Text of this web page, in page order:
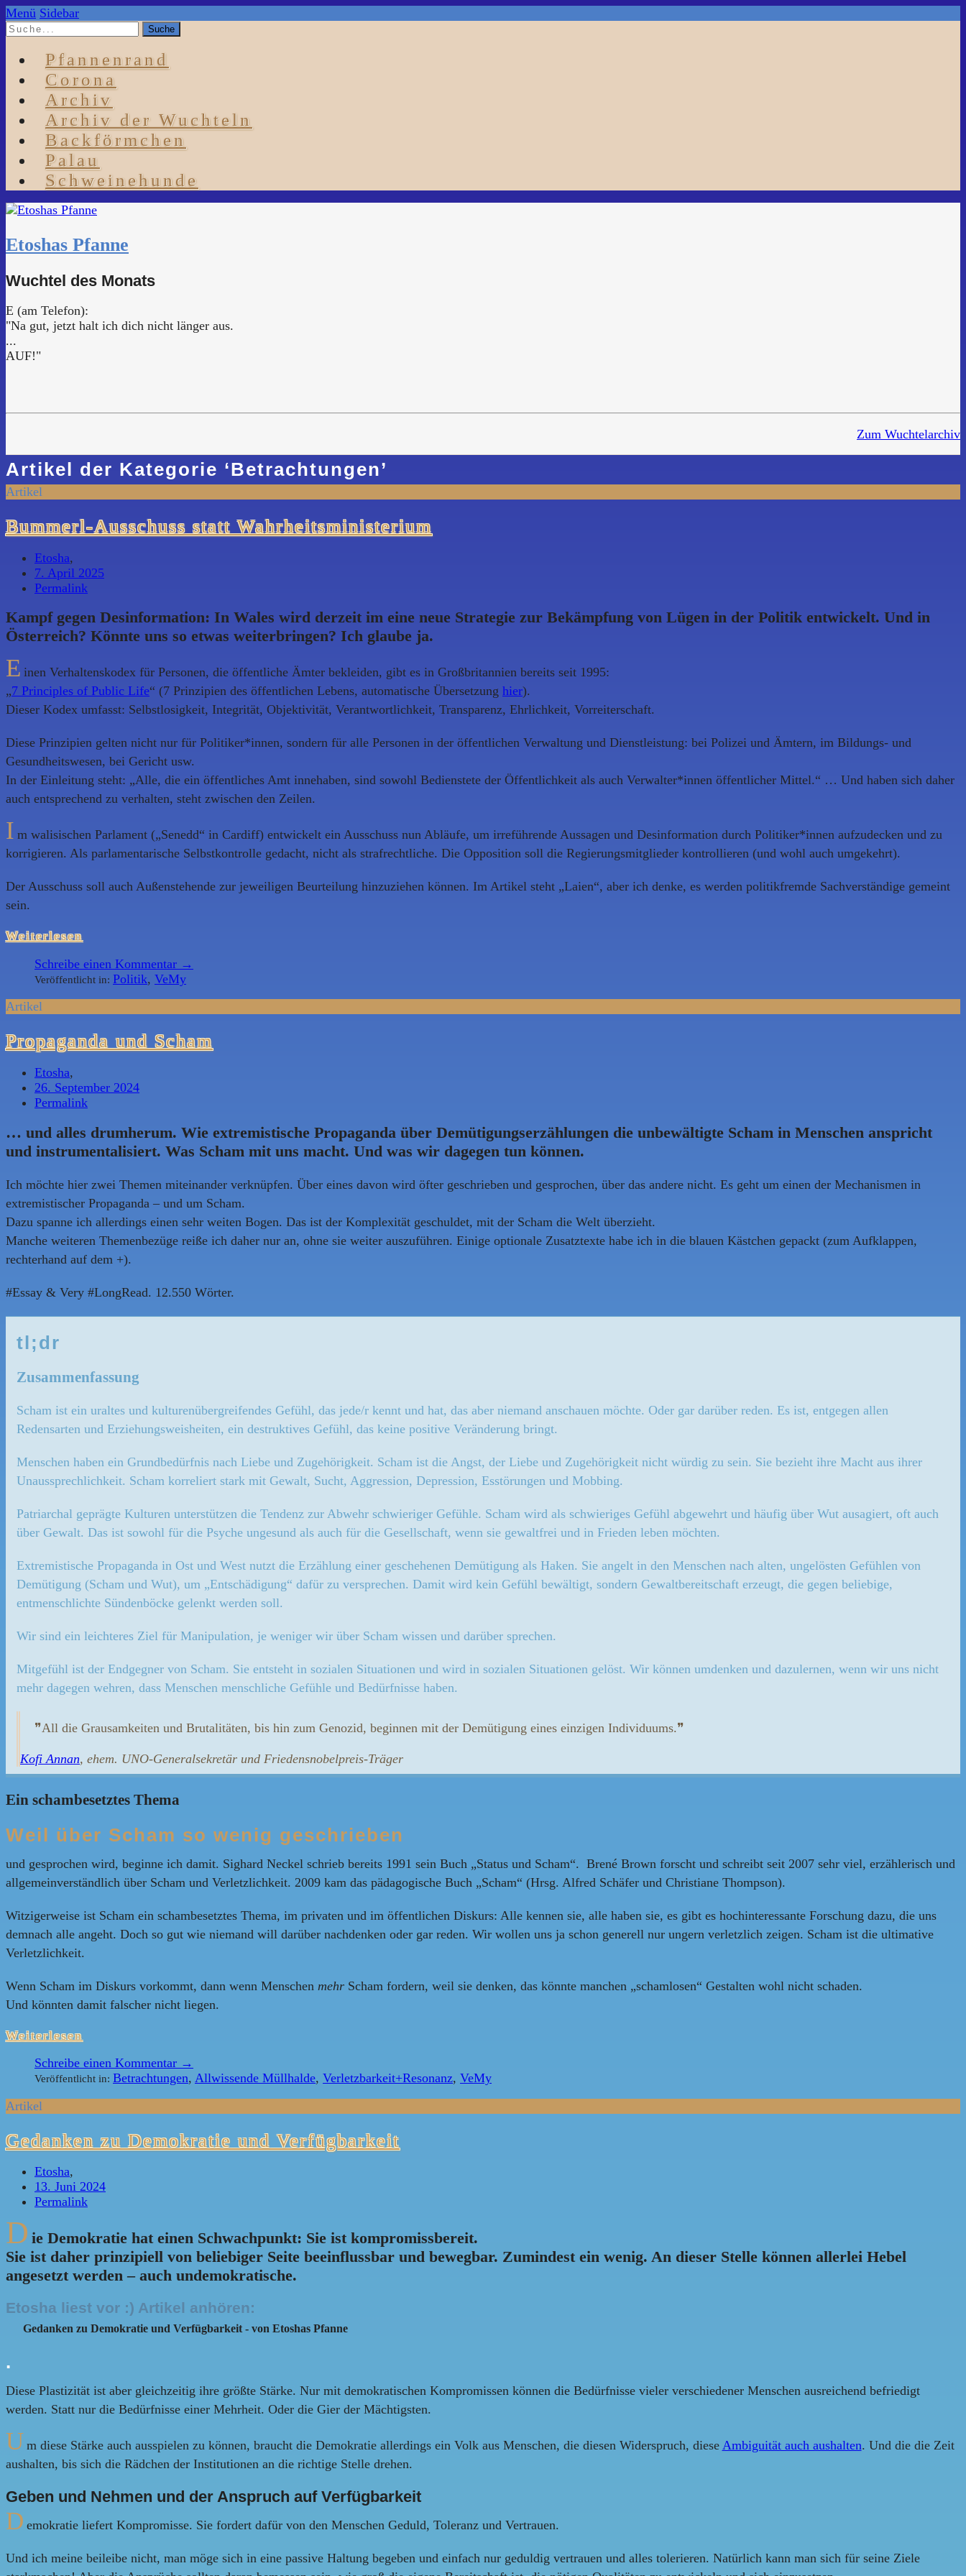
Menü Sidebar
Pfannenrand
Corona
Archiv
Archiv der Wuchteln
Backförmchen
Palau
Schweinehunde
Etoshas Pfanne
Wuchtel des Monats
E (am Telefon):
"Na gut, jetzt halt ich dich nicht länger aus.
...
AUF!"
Zum Wuchtelarchiv
Artikel der Kategorie ‘Betrachtungen’
Artikel
Bummerl-Ausschuss statt Wahrheitsministerium
Etosha,
7. April 2025
Permalink
Kampf gegen Desinformation: In Wales wird derzeit im eine neue Strategie zur Bekämpfung von Lügen in der Politik entwickelt. Und in
Österreich? Könnte uns so etwas weiterbringen? Ich glaube ja.
E inen Verhaltenskodex für Personen, die öffentliche Ämter bekleiden, gibt es in Großbritannien bereits seit 1995:
„7 Principles of Public Life“ (7 Prinzipien des öffentlichen Lebens, automatische Übersetzung hier).
Dieser Kodex umfasst: Selbstlosigkeit, Integrität, Objektivität, Verantwortlichkeit, Transparenz, Ehrlichkeit, Vorreiterschaft.
Diese Prinzipien gelten nicht nur für Politiker*innen, sondern für alle Personen in der öffentlichen Verwaltung und Dienstleistung: bei Polizei und Ämtern, im Bildungs- und
Gesundheitswesen, bei Gericht usw.
In der Einleitung steht: „Alle, die ein öffentliches Amt innehaben, sind sowohl Bedienstete der Öffentlichkeit als auch Verwalter*innen öffentlicher Mittel.“ … Und haben sich daher
auch entsprechend zu verhalten, steht zwischen den Zeilen.
I m walisischen Parlament („Senedd“ in Cardiff) entwickelt ein Ausschuss nun Abläufe, um irreführende Aussagen und Desinformation durch Politiker*innen aufzudecken und zu
korrigieren. Als parlamentarische Selbstkontrolle gedacht, nicht als strafrechtliche. Die Opposition soll die Regierungsmitglieder kontrollieren (und wohl auch umgekehrt).
Der Ausschuss soll auch Außenstehende zur jeweiligen Beurteilung hinzuziehen können. Im Artikel steht „Laien“, aber ich denke, es werden politikfremde Sachverständige gemeint
sein.
Weiterlesen
Schreibe einen Kommentar →
Veröffentlicht in: Politik, VeMy
Artikel
Propaganda und Scham
Etosha,
26. September 2024
Permalink
… und alles drumherum. Wie extremistische Propaganda über Demütigungserzählungen die unbewältigte Scham in Menschen anspricht
und instrumentalisiert. Was Scham mit uns macht. Und was wir dagegen tun können.
Ich möchte hier zwei Themen miteinander verknüpfen. Über eines davon wird öfter geschrieben und gesprochen, über das andere nicht. Es geht um einen der Mechanismen in
extremistischer Propaganda – und um Scham.
Dazu spanne ich allerdings einen sehr weiten Bogen. Das ist der Komplexität geschuldet, mit der Scham die Welt überzieht.
Manche weiteren Themenbezüge reiße ich daher nur an, ohne sie weiter auszuführen. Einige optionale Zusatztexte habe ich in die blauen Kästchen gepackt (zum Aufklappen,
rechterhand auf dem +).
#Essay & Very #LongRead. 12.550 Wörter.
tl;dr
Zusammenfassung
Scham ist ein uraltes und kulturenübergreifendes Gefühl, das jede/r kennt und hat, das aber niemand anschauen möchte. Oder gar darüber reden. Es ist, entgegen allen
Redensarten und Erziehungsweisheiten, ein destruktives Gefühl, das keine positive Veränderung bringt.
Menschen haben ein Grundbedürfnis nach Liebe und Zugehörigkeit. Scham ist die Angst, der Liebe und Zugehörigkeit nicht würdig zu sein. Sie bezieht ihre Macht aus ihrer
Unaussprechlichkeit. Scham korreliert stark mit Gewalt, Sucht, Aggression, Depression, Esstörungen und Mobbing.
Patriarchal geprägte Kulturen unterstützen die Tendenz zur Abwehr schwieriger Gefühle. Scham wird als schwieriges Gefühl abgewehrt und häufig über Wut ausagiert, oft auch
über Gewalt. Das ist sowohl für die Psyche ungesund als auch für die Gesellschaft, wenn sie gewaltfrei und in Frieden leben möchten.
Extremistische Propaganda in Ost und West nutzt die Erzählung einer geschehenen Demütigung als Haken. Sie angelt in den Menschen nach alten, ungelösten Gefühlen von
Demütigung (Scham und Wut), um „Entschädigung“ dafür zu versprechen. Damit wird kein Gefühl bewältigt, sondern Gewaltbereitschaft erzeugt, die gegen beliebige,
entmenschlichte Sündenböcke gelenkt werden soll.
Wir sind ein leichteres Ziel für Manipulation, je weniger wir über Scham wissen und darüber sprechen.
Mitgefühl ist der Endgegner von Scham. Sie entsteht in sozialen Situationen und wird in sozialen Situationen gelöst. Wir können umdenken und dazulernen, wenn wir uns nicht
mehr dagegen wehren, dass Menschen menschliche Gefühle und Bedürfnisse haben.
❞All die Grausamkeiten und Brutalitäten, bis hin zum Genozid, beginnen mit der Demütigung eines einzigen Individuums.❞
Kofi Annan, ehem. UNO-Generalsekretär und Friedensnobelpreis-Träger
Ein schambesetztes Thema
Weil über Scham so wenig geschrieben
und gesprochen wird, beginne ich damit. Sighard Neckel schrieb bereits 1991 sein Buch „Status und Scham“. Brené Brown forscht und schreibt seit 2007 sehr viel, erzählerisch und
allgemeinverständlich über Scham und Verletzlichkeit. 2009 kam das pädagogische Buch „Scham“ (Hrsg. Alfred Schäfer und Christiane Thompson).
Witzigerweise ist Scham ein schambesetztes Thema, im privaten und im öffentlichen Diskurs: Alle kennen sie, alle haben sie, es gibt es hochinteressante Forschung dazu, die uns
demnach alle angeht. Doch so gut wie niemand will darüber nachdenken oder gar reden. Wir wollen uns ja schon generell nur ungern verletzlich zeigen. Scham ist die ultimative
Verletzlichkeit.
Wenn Scham im Diskurs vorkommt, dann wenn Menschen mehr Scham fordern, weil sie denken, das könnte manchen „schamlosen“ Gestalten wohl nicht schaden.
Und könnten damit falscher nicht liegen.
Weiterlesen
Schreibe einen Kommentar →
Veröffentlicht in: Betrachtungen, Allwissende Müllhalde, Verletzbarkeit+Resonanz, VeMy
Artikel
Gedanken zu Demokratie und Verfügbarkeit
Etosha,
13. Juni 2024
Permalink
D ie Demokratie hat einen Schwachpunkt: Sie ist kompromissbereit.
Sie ist daher prinzipiell von beliebiger Seite beeinflussbar und bewegbar. Zumindest ein wenig. An dieser Stelle können allerlei Hebel
angesetzt werden – auch undemokratische.
Etosha liest vor :) Artikel anhören:
Gedanken zu Demokratie und Verfügbarkeit - von Etoshas Pfanne
.
Diese Plastizität ist aber gleichzeitig ihre größte Stärke. Nur mit demokratischen Kompromissen können die Bedürfnisse vieler verschiedener Menschen ausreichend befriedigt
werden. Statt nur die Bedürfnisse einer Mehrheit. Oder die Gier der Mächtigsten.
U m diese Stärke auch ausspielen zu können, braucht die Demokratie allerdings ein Volk aus Menschen, die diesen Widerspruch, diese Ambiguität auch aushalten. Und die die Zeit
aushalten, bis sich die Rädchen der Institutionen an die richtige Stelle drehen.
Geben und Nehmen und der Anspruch auf Verfügbarkeit
D emokratie liefert Kompromisse. Sie fordert dafür von den Menschen Geduld, Toleranz und Vertrauen.
Und ich meine beileibe nicht, man möge sich in eine passive Haltung begeben und einfach nur geduldig vertrauen und alles tolerieren. Natürlich kann man sich für seine Ziele